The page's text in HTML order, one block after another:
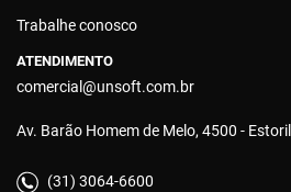
Trabalhe conosco
ATENDIMENTO
comercial@unsoft.com.br
Av. Barão Homem de Melo, 4500 -
(31) 3064-6600